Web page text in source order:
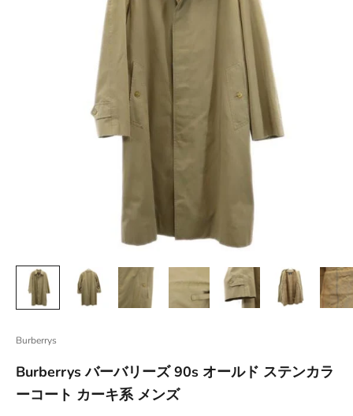
Burberrys
Burberrys バーバリーズ 90s オールド ステンカラ
ーコート カーキ系 メンズ